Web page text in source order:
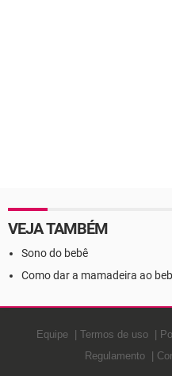
VEJA TAMBÉM
Sono do bebê
Como dar a mamadeira ao
Equipe Termos de uso
Regulamento